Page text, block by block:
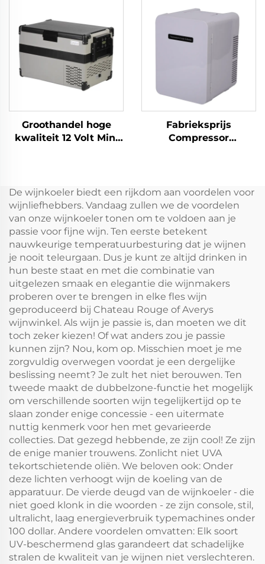
vriezer voor
kamperen, camper en
reizen
koelkast vriezer 12v
camping camper
koelkast vriezer 28L
Groothandel hoge
kwaliteit 12 Volt Mini
Koelkast Vriezer
Draagbaar
Fabrieksprijs
Compressor
DC12V/Ac100V Auto
Koelkasten Frzzers
Koelkast
De wijnkoeler biedt een rijkdom aan voordelen voor
wijnliefhebbers. Vandaag zullen we de voordelen
van onze wijnkoeler tonen om te voldoen aan je
passie voor fijne wijn. Ten eerste betekent
nauwkeurige temperatuurbesturing dat je wijnen
je nooit teleurgaan. Dus je kunt ze altijd drinken in
hun beste staat en met die combinatie van
uitgelezen smaak en elegantie die wijnmakers
proberen over te brengen in elke fles wijn
geproduceerd bij Chateau Rouge of Averys
wijnwinkel. Als wijn je passie is, dan moeten we dit
toch zeker kiezen! Of wat anders zou je passie
kunnen zijn? Nou, kom op. Misschien moet je me
zorgvuldig overwegen voordat je een dergelijke
beslissing neemt? Je zult het niet berouwen. Ten
tweede maakt de dubbelzone-functie het mogelijk
om verschillende soorten wijn tegelijkertijd op te
slaan zonder enige concessie - een uitermate
nuttig kenmerk voor hen met gevarieerde
collecties. Dat gezegd hebbende, ze zijn cool! Ze zijn
de enige manier trouwens. Zonlicht niet UVA
tekortschietende oliën. We beloven ook: Onder
deze lichten verhoogt wijn de koeling van de
apparatuur. De vierde deugd van de wijnkoeler - die
niet goed klonk in die woorden - ze zijn console, stil,
ultralicht, laag energieverbruik typemachines onder
100 dollar. Andere voordelen omvatten: Elk soort
UV-beschermend glas garandeert dat schadelijke
stralen de kwaliteit van je wijnen niet verslechteren.